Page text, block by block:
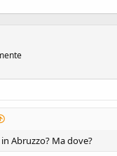
Abruzzo? Ma dove?